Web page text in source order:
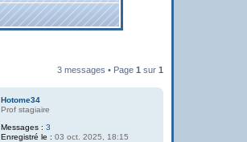
3 messages • Page 1 sur 1
Hotome34
Prof stagiaire
Messages : 3
Enregistré le : 03 oct. 2025, 18:15